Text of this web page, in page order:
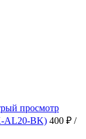
просмотр
AL20-BK) 400 ₽ /